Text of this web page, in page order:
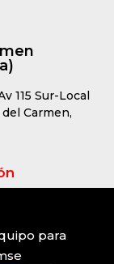
115 Sur-Local
Carmen,
para